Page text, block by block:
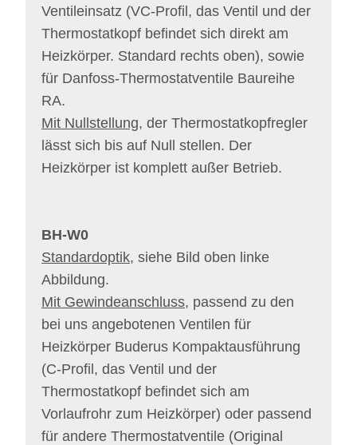
Ventileinsatz (VC-Profil, das Ventil und der
Thermostatkopf befindet sich direkt am
Heizkörper. Standard rechts oben), sowie
für Danfoss-Thermostatventile Baureihe
RA.
Mit Nullstellung, der Thermostatkopfregler
lässt sich bis auf Null stellen. Der
Heizkörper ist komplett außer Betrieb.
BH-W0
Standardoptik, siehe Bild oben linke
Abbildung.
Mit Gewindeanschluss, passend zu den
bei uns angebotenen Ventilen für
Heizkörper Buderus Kompaktausführung
(C-Profil, das Ventil und der
Thermostatkopf befindet sich am
Vorlaufrohr zum Heizkörper) oder passend
für andere Thermostatventile (Original